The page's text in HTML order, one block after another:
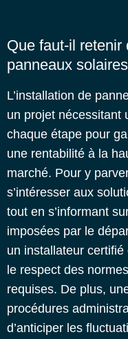
Que faut-il retenir
panneaux
L’installation de
un projet nécessitant
chaque étape pour
une rentabilité à la
marché. Pour y
s’intéresser aux
tout en s’informant
imposées par le
un installateur
le respect des
requises. De plus,
procédures
d’anticiper les